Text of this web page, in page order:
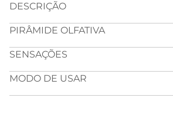
DESCRIÇÃO
PIRÂMIDE OLFATIVA
SENSAÇÕES
MODO DE USAR